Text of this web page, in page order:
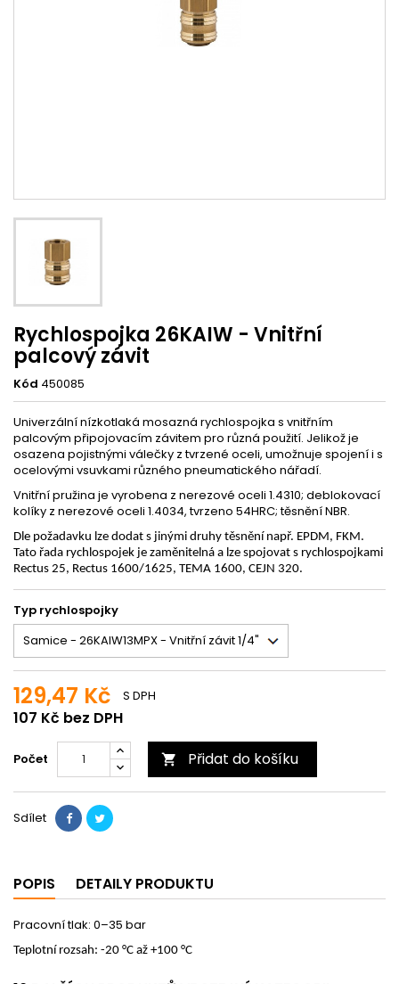
Rychlospojka 26KAIW - Vnitřní
palcový závit
Kód 450085
Univerzální nízkotlaká mosazná rychlospojka s vnitřním
palcovým připojovacím závitem pro různá použití. Jelikož je
osazena pojistnými válečky z tvrzené oceli, umožnuje spojení i s
ocelovými vsuvkami různého pneumatického nářadí.
Vnitřní pružina je vyrobena z nerezové oceli 1.4310; deblokovací
kolíky z nerezové oceli 1.4034, tvrzeno 54HRC; těsnění NBR.
Dle požadavku lze dodat s jinými druhy těsnění např. EPDM, FKM.
Tato řada rychlospojek je zaměnitelná a lze spojovat s rychlospojkami
Rectus 25, Rectus 1600/1625, TEMA 1600, CEJN 320.
Typ rychlospojky
129,47 Kč
107 Kč bez DPH
S DPH
Počet  Přidat do košíku
Sdílet
POPIS DETAILY PRODUKTU
Pracovní tlak: 0–35 bar
Teplotní rozsah: -20 °C až +100 °C